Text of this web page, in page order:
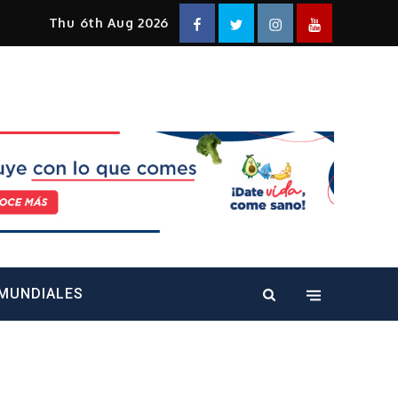
Thu 6th Aug 2026 FacebookTwitterInstagramYouTube